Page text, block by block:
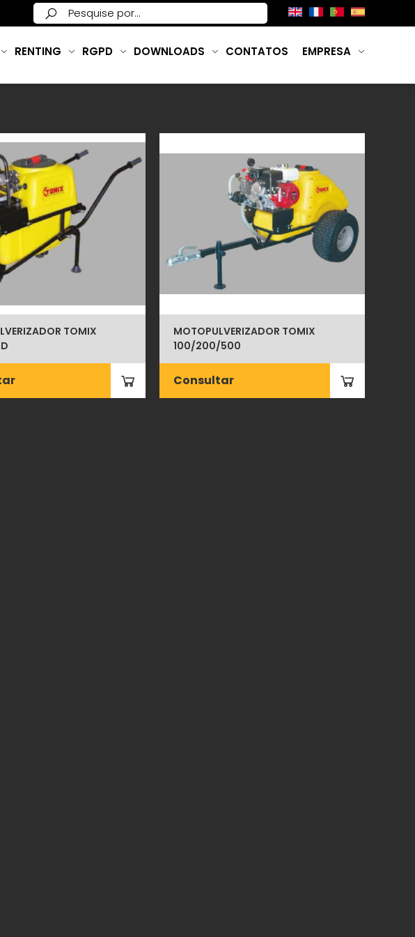
RENTING RGPD DOWNLOADS CONTATOS EMPRESA
TOMIX
MOTOPULVERIZADOR TOMIX
100/200/500
Consultar